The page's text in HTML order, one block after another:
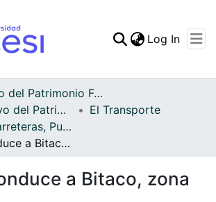
Statistics
Log In
Archivo del Patrimonio Fotográfico y Fílmico del Valle del Cauca
Fondo Archivo del Patrimonio Fotográfico y Fílmico del Valle del Cauca
El Transporte
APFFVC - Carreteras, Puentes - Patrimonial
Vía que conduce a Bitaco, zona rural
a Bitaco, zona